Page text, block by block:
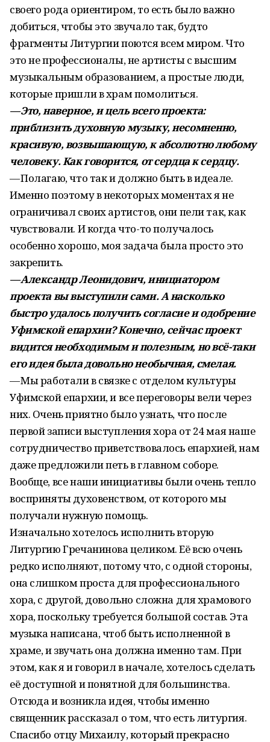
своего рода ориентиром, то есть было важно
добиться, чтобы это звучало так, будто
фрагменты Литургии поются всем миром. Что
это не профессионалы, не артисты с высшим
музыкальным образованием, а простые люди,
которые пришли в храм помолиться.
— Это, наверное, и цель всего проекта:
приблизить духовную музыку, несомненно,
красивую, возвышающую, к абсолютно любому
человеку. Как говорится, от сердца к сердцу.
— Полагаю, что так и должно быть в идеале.
Именно поэтому в некоторых моментах я не
ограничивал своих артистов, они пели так, как
чувствовали. И когда что-то получалось
особенно хорошо, моя задача была просто это
закрепить.
— Александр Леонидович, инициатором
проекта вы выступили сами. А насколько
быстро удалось получить согласие и одобрение
Уфимской епархии? Конечно, сейчас проект
видится необходимым и полезным, но всё-таки
его идея была довольно необычная, смелая.
— Мы работали в связке с отделом культуры
Уфимской епархии, и все переговоры вели через
них. Очень приятно было узнать, что после
первой записи выступления хора от 24 мая наше
сотрудничество приветствовалось епархией, нам
даже предложили петь в главном соборе.
Вообще, все наши инициативы были очень тепло
восприняты духовенством, от которого мы
получали нужную помощь.
Изначально хотелось исполнить вторую
Литургию Гречанинова целиком. Её всю очень
редко исполняют, потому что, с одной стороны,
она слишком проста для профессионального
хора, с другой, довольно сложна для храмового
хора, поскольку требуется большой состав. Эта
музыка написана, чтоб быть исполненной в
храме, и звучать она должна именно там. При
этом, как я и говорил в начале, хотелось сделать
её доступной и понятной для большинства.
Отсюда и возникла идея, чтобы именно
священник рассказал о том, что есть литургия.
Спасибо отцу Михаилу, который прекрасно